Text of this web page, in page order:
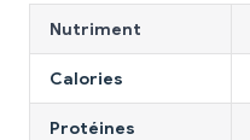
Nutriment
Calories
Protéines